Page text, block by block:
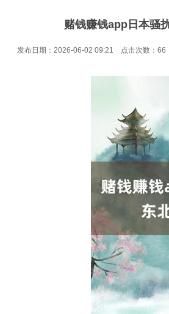
赌钱赚钱app日本骚
发布日期：2026-06-02 09:21 点击次数：66